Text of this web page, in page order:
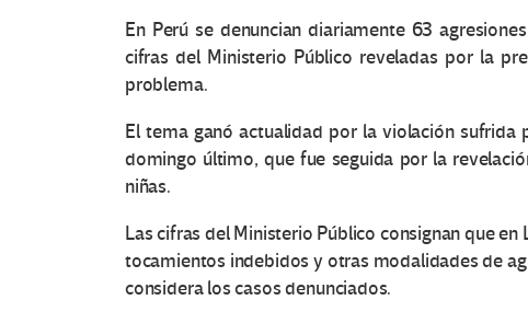
En Perú se denuncian diariamente 63
cifras del Ministerio Público reveladas por la
problema.
El tema ganó actualidad por la violación sufrida
domingo último, que fue seguida por la
niñas.
Las cifras del Ministerio Público consignan que
tocamientos indebidos y otras modalidades de
considera los casos denunciados.